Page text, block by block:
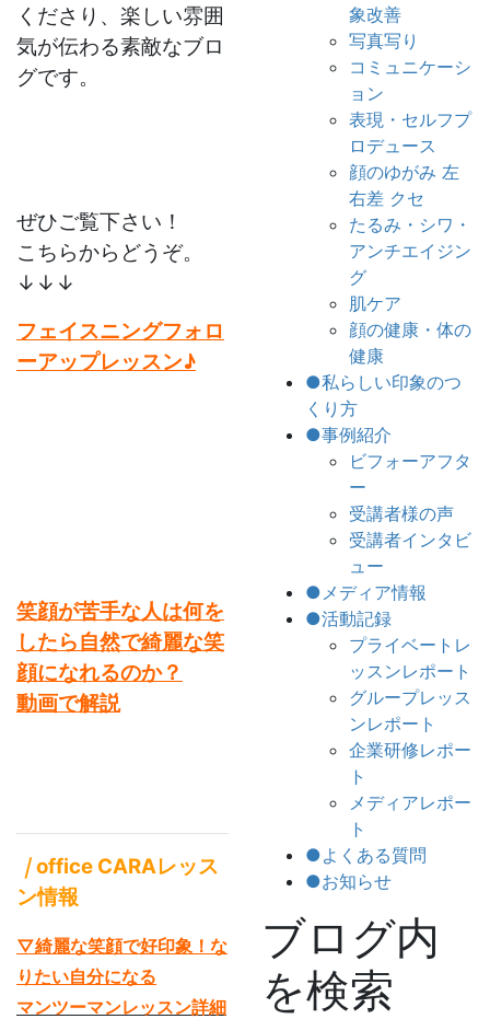
くださり、楽しい雰囲
気が伝わる素敵なブロ
グです。
ぜひご覧下さい！
こちらからどうぞ。
↓↓↓
フェイスニングフォロ
ーアップレッスン♪
笑顔が苦手な人は何を
したら自然で綺麗な笑
顔になれるのか？
動画で解説
｜office CARAレッス
ン情報
▽綺麗な笑顔で好印象！な
りたい自分になる
マンツーマンレッスン詳細
象改善
写真写り
コミュニケーシ
ョン
表現・セルフプ
ロデュース
顔のゆがみ 左
右差 クセ
たるみ・シワ・
アンチエイジン
グ
肌ケア
顔の健康・体の
健康
●私らしい印象のつ
くり方
●事例紹介
ビフォーアフタ
ー
受講者様の声
受講者インタビ
ュー
●メディア情報
●活動記録
プライベートレ
ッスンレポート
グループレッス
ンレポート
企業研修レポー
ト
メディアレポー
ト
●よくある質問
●お知らせ
ブログ内
を検索